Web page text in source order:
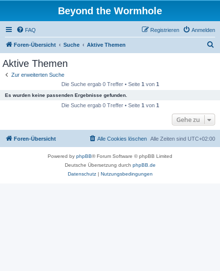
Beyond the Wormhole
FAQ Anmelden
Registrieren
Foren-Übersicht Suche Aktive Themen
Aktive Themen
Zur erweiterten Suche
Die Suche ergab 0 Treffer • Seite 1 von 1
Es wurden keine passenden Ergebnisse gefunden.
Die Suche ergab 0 Treffer • Seite 1 von 1
Gehe zu
Foren-Übersicht Alle Zeiten sind UTC+02:00
Alle Cookies löschen
Powered by phpBB® Forum Software © phpBB Limited
Deutsche Übersetzung durch phpBB.de
Datenschutz| Nutzungsbedingungen